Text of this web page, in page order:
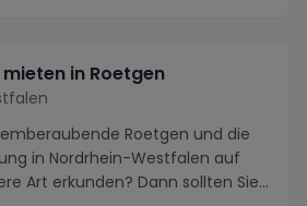
in Roetgen
Roetgen und die
in Nordrhein-Westfalen auf
Art erkunden? Dann sollten Sie